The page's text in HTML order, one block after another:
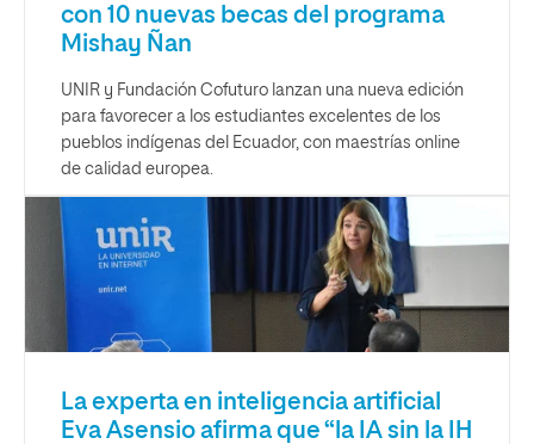
con 10 nuevas becas del programa
Mishay Ñan
UNIR y Fundación Cofuturo lanzan una nueva edición
para favorecer a los estudiantes excelentes de los
pueblos indígenas del Ecuador, con maestrías online
de calidad europea.
La experta en inteligencia artificial
Eva Asensio afirma que “la IA sin la IH